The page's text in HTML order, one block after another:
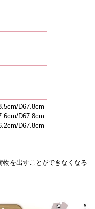
D67.8cm
D67.8cm
D67.8cm
物を出すことができなくなる